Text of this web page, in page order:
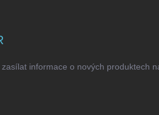
informace o nových produktech